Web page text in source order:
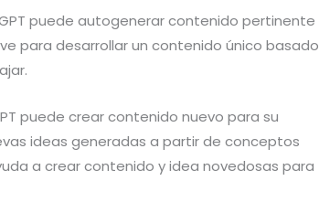
puede autogenerar contenido pertinente
para desarrollar un contenido único basado
puede crear contenido nuevo para su
ideas generadas a partir de conceptos
a crear contenido y idea novedosas para